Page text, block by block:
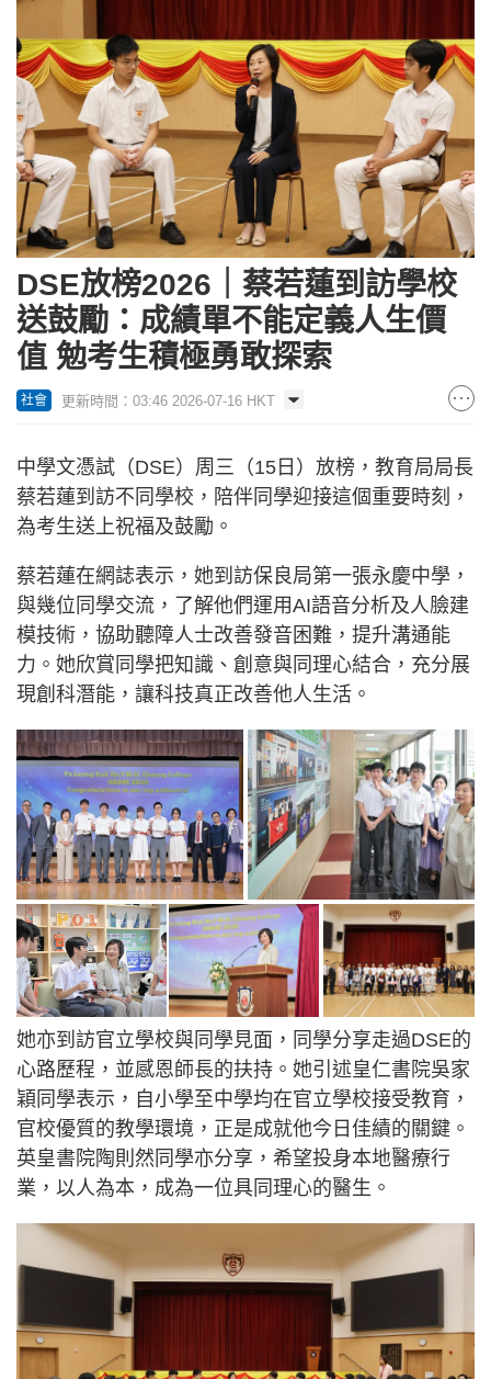
DSE放榜2026｜蔡若蓮到訪學校
送鼓勵：成績單不能定義人生價
值 勉考生積極勇敢探索
社會 更新時間：03:46 2026-07-16 HKT
中學文憑試（DSE）周三（15日）放榜，教育局局長
蔡若蓮到訪不同學校，陪伴同學迎接這個重要時刻，
為考生送上祝福及鼓勵。
蔡若蓮在網誌表示，她到訪保良局第一張永慶中學，
與幾位同學交流，了解他們運用AI語音分析及人臉建
模技術，協助聽障人士改善發音困難，提升溝通能
力。她欣賞同學把知識、創意與同理心結合，充分展
現創科潛能，讓科技真正改善他人生活。
她亦到訪官立學校與同學見面，同學分享走過DSE的
心路歷程，並感恩師長的扶持。她引述皇仁書院吳家
穎同學表示，自小學至中學均在官立學校接受教育，
官校優質的教學環境，正是成就他今日佳績的關鍵。
英皇書院陶則然同學亦分享，希望投身本地醫療行
業，以人為本，成為一位具同理心的醫生。